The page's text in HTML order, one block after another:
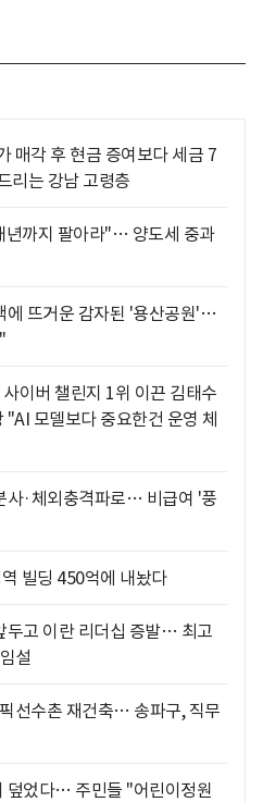
매각 후 현금 증여보다 세금 7
리는 강남 고령층
년까지 팔아라"… 양도세 중과
에 뜨거운 감자된 '용산공원'…
이버 챌린지 1위 이끈 김태수
모델보다 중요한건 운영 체
사·체외충격파로… 비급여 '풍
빌딩 450억에 내놨다
두고 이란 리더십 증발… 최고
설
선수촌 재건축… 송파구, 직무
덮었다… 주민들 "어린이정원